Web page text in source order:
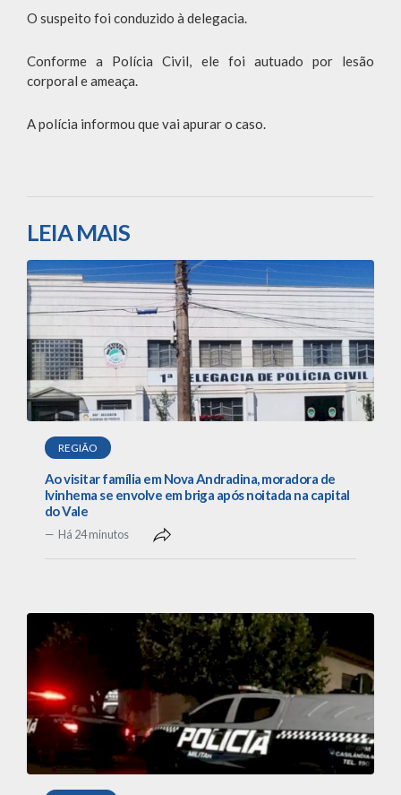
O suspeito foi conduzido à delegacia.
Conforme a Polícia Civil, ele foi autuado por lesão
corporal e ameaça.
A polícia informou que vai apurar o caso.
LEIA MAIS
REGIÃO
Ao visitar família em Nova Andradina, moradora de
Ivinhema se envolve em briga após noitada na capital
do Vale
Há 24 minutos